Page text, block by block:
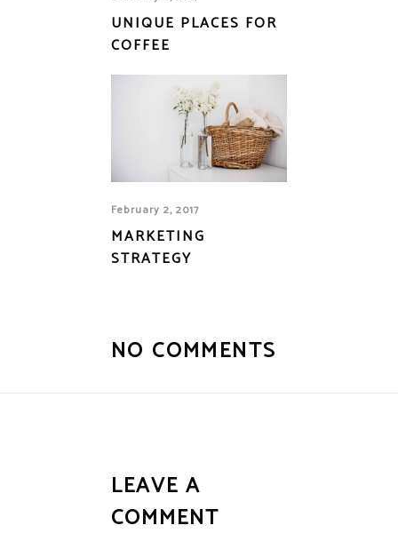
UNIQUE PLACES FOR
COFFEE
February 2, 2017
MARKETING
STRATEGY
NO COMMENTS
LEAVE A
COMMENT